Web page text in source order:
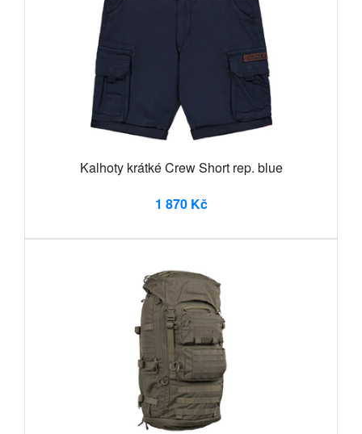
Kalhoty krátké Crew Short rep. blue
1 870 Kč